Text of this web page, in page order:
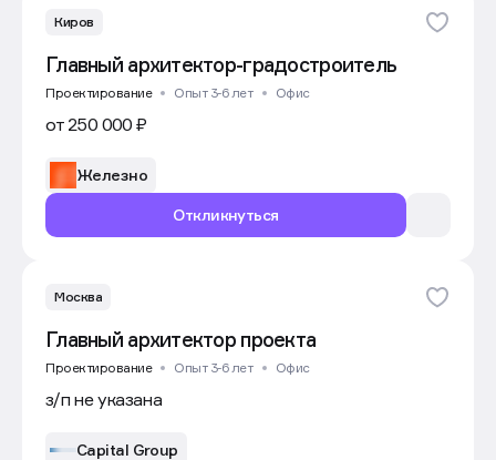
Киров
Главный архитектор-градостроитель
Проектирование Опыт 3-6 лет Офис
от 250 000 ₽
Откликнуться
Железно
Москва
Главный архитектор проекта
Проектирование Опыт 3-6 лет Офис
з/п не указана
Capital Group